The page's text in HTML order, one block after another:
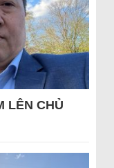
LÊN CHỦ